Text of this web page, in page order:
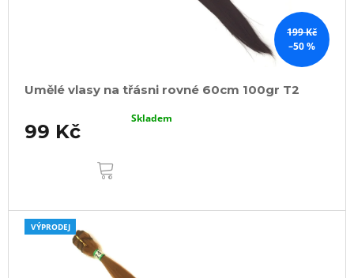
199 Kč
–50 %
Umělé vlasy na třásni rovné 60cm 100gr T2
99 Kč
Skladem
VÝPRODEJ